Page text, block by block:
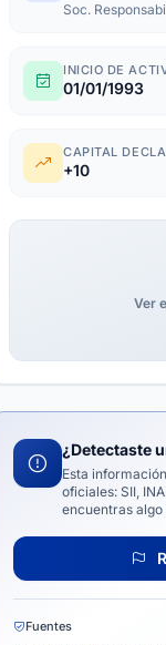
Soc.
INICIO DE
01/01/1993
CAPITAL
+10
Ver
¿Detectaste
Esta
oficiales: SII,
encuentras
Fuentes